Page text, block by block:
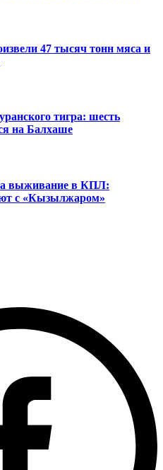
47 тысяч тонн мяса и
тигра: шесть
на Балхаше
выживание в КПЛ:
с «Кызылжаром»